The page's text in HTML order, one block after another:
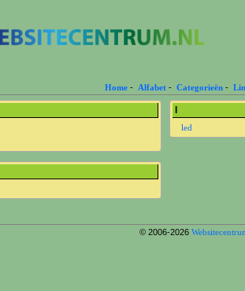
Home - Alfabet - Categorieën -
led
© 2006-2026